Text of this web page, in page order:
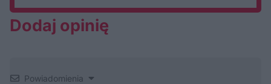
Dodaj opinię
Powiadomienia